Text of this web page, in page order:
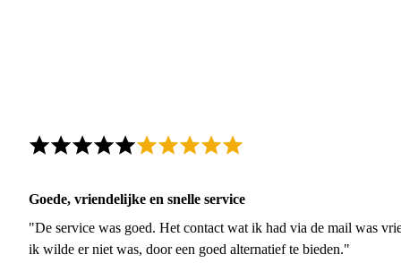
Goede, vriendelijke en snelle service
"De service was goed. Het contact wat ik had via de mail was
ik wilde er niet was, door een goed alternatief te bieden."